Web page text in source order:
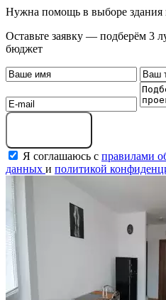
Нужна помощь в выборе здания
Оставьте заявку — подберём 3
бюджет
Я соглашаюсь с правилами
данных и политикой